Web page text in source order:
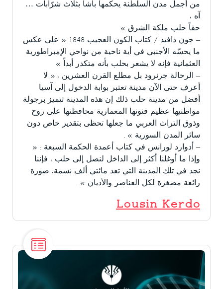
من أجمل مدن السلطنة يحكمها باشا بثلاث شرّابات …
آه ،
حقاً حلب ملكة الشرق »
– جون دافيد / كتاب الكون العجيب 1848 « على عكس
ما يحسّه الأجنبي في أية ناحية من نواحي الإمبراطورية
العثمانية فإنه لا يشعر بحلب بأنه متكدر أبداً »
– الرحالة جرنرود بل مطلع القرن العشرين : « لا
أعرف حتى الآن مدينة تعتبر بوابة الدخول إلى آسيا
أفضل من مدينة حلب ذلك إن هذه المدينة تتميز برجولة
مواطنيها عظيم فنونها المعمارية محافظتها على روح
وذوق التراث العربي ما جعلها تحظى بتقدير خاص دون
سائر المدن السورية » .
– أدوارد لورانس في كتاب أعمدة الحكمة السبعة : «
وإذا ما أوغلنا أكثر إلى الداخل لنصل إلى حلب ، فإننا
نجد في تلك المدينة التي تعد مائتي ألف نسمة، صورة
رائعة مصغرة لكل العناصر والأديان ».
Lousin Kerdo